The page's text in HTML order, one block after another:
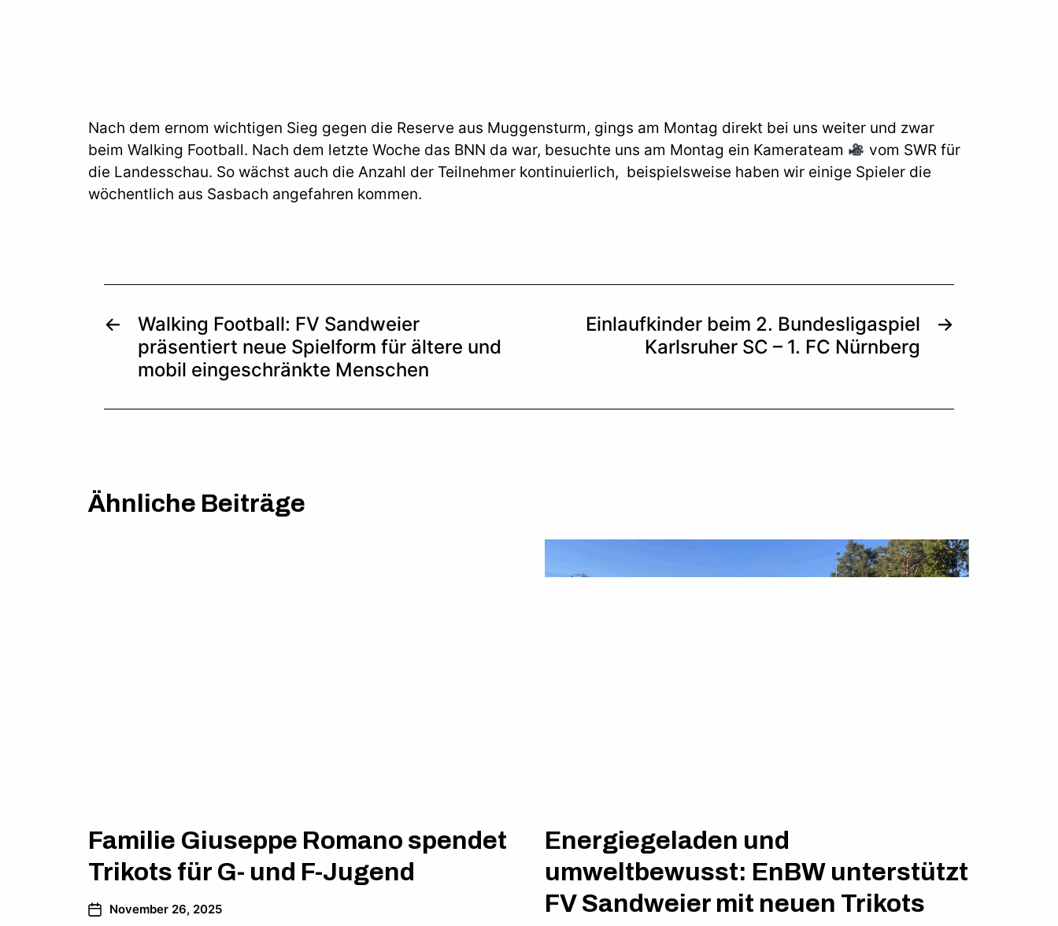
Nach dem ernom wichtigen Sieg gegen die Reserve aus Muggensturm, gings am Montag direkt bei uns weiter und zwar
beim Walking Football. Nach dem letzte Woche das BNN da war, besuchte uns am Montag ein Kamerateam
vom SWR für
die Landesschau. So wächst auch die Anzahl der Teilnehmer kontinuierlich, beispielsweise haben wir einige Spieler die
wöchentlich aus Sasbach angefahren kommen.
←
Walking Football: FV Sandweier
präsentiert neue Spielform für ältere und
mobil eingeschränkte Menschen
→
Einlaufkinder beim 2. Bundesligaspiel
Karlsruher SC – 1. FC Nürnberg
Ähnliche Beiträge
Familie Giuseppe Romano spendet
Trikots für G- und F-Jugend
November 26, 2025
Energiegeladen und
umweltbewusst: EnBW unterstützt
FV Sandweier mit neuen Trikots